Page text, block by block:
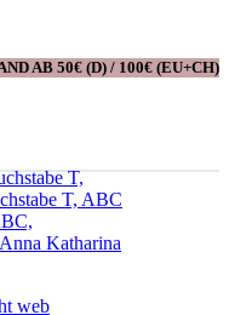
AB 50€ (D) / 100€ (EU+CH)